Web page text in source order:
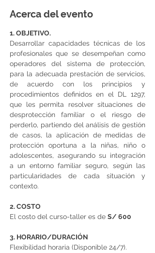
Acerca del evento
1. OBJETIVO.
Desarrollar capacidades técnicas de los
profesionales que se desempeñan como
operadores del sistema de protección,
para la adecuada prestación de servicios,
de acuerdo con los principios y
procedimientos definidos en el DL 1297,
que les permita resolver situaciones de
desprotección familiar o el riesgo de
perderlo, partiendo del análisis de gestión
de casos, la aplicación de medidas de
protección oportuna a la niñas, niño o
adolescentes, asegurando su integración
a un entorno familiar seguro, según las
particularidades de cada situación y
contexto.
2. COSTO
El costo del curso-taller es de S/ 600
3. HORARIO/DURACIÓN
Flexibilidad horaria (Disponible 24/7).